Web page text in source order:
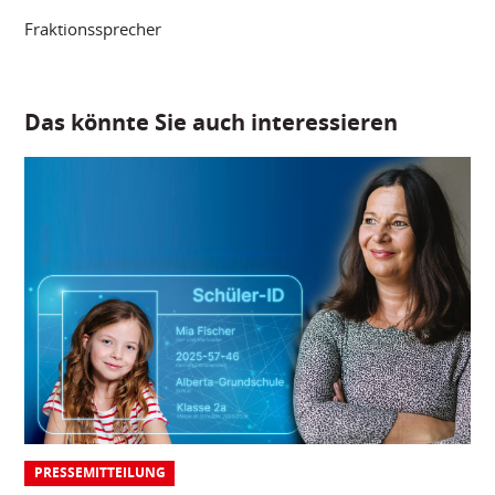
Fraktionssprecher
Das könnte Sie auch interessieren
PRESSEMITTEILUNG